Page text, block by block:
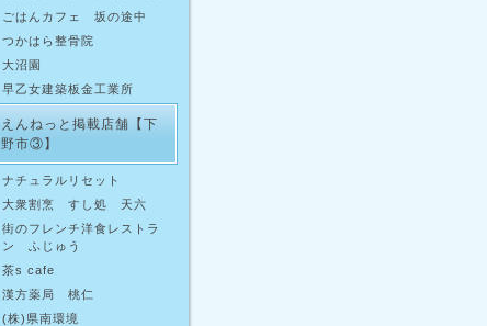
ごはんカフェ 坂の途中
つかはら整骨院
大沼園
早乙女建築板金工業所
えんねっと掲載店舗【下
野市③】
ナチュラルリセット
大衆割烹 すし処 天六
街のフレンチ洋食レストラ
ン ふじゅう
茶s cafe
漢方薬局 桃仁
(株)県南環境